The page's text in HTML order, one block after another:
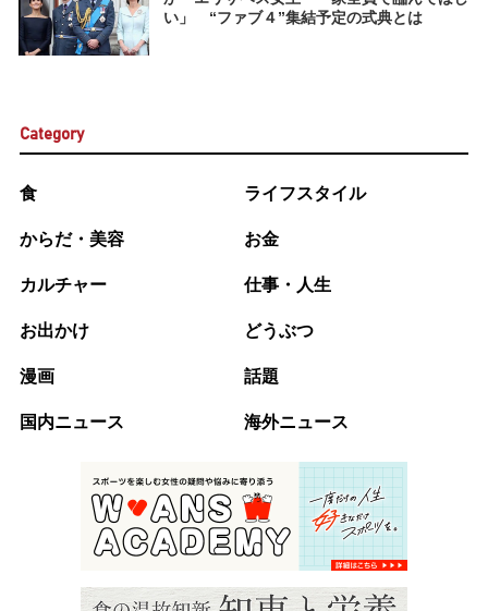
い」 “ファブ４”集結予定の式典とは
Category
食 ライフスタイル
からだ・美容 お金
カルチャー 仕事・人生
お出かけ どうぶつ
漫画 話題
国内ニュース 海外ニュース